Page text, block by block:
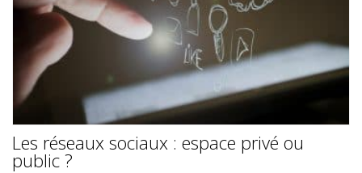
Les réseaux sociaux : espace privé ou
public ?